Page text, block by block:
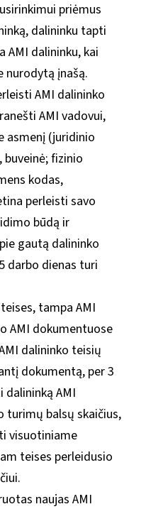
priėmus
dalininku tapti
AMI dalininku, kai
nurodytą įnašą.
AMI dalininko
AMI vadovui,
asmenį (juridinio
buveinė; fizinio
kodas,
perleisti savo
būdą ir
gautą dalininko
darbo dienas turi
tampa AMI
AMI dokumentuose
dalininko teisių
dokumentą, per 3
AMI
turimų balsų skaičius,
visuotiniame
teises perleidusio
naujas AMI